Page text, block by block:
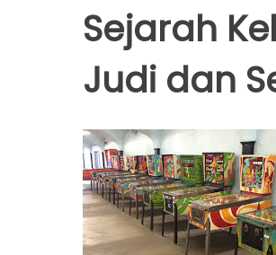
Sejarah
Judi dan